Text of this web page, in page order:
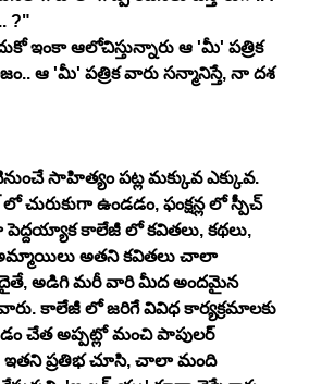
?"
ఇంకా ఆలోచిస్తున్నారు ఆ 'మీ' పత్రిక
ఆ 'మీ' పత్రిక వారు సన్మానిస్తే, నా దశ
సాహిత్యం పట్ల మక్కువ ఎక్కువ.
చురుకుగా ఉండడం, ఫంక్షన్ల లో స్పీచ్
కాలేజీ లో కవితలు, కథలు,
అతని కవితలు చాలా
అడిగి మరీ వారి మీద అందమైన
కాలేజీ లో జరిగే వివిధ కార్యక్రమాలకు
చేత అప్పట్లో మంచి పాపులర్
ప్రతిభ చూసి, చాలా మంది